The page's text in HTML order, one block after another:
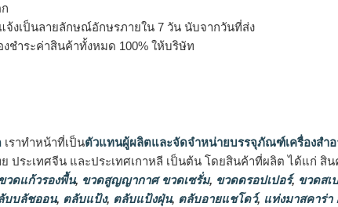
เป็นลายลักษณ์อักษรภายใน 7 วัน นับจากวันที่ส่ง
ชำระค่าสินค้าทั้งหมด 100% ให้บริษัท
เราทำหน้าที่เป็นตัวแทนผู้ผลิตและจัดจำหน่ายบรรจุภัณฑ์เครื่องสำ
ประเทศจีน และประเทศเกาหลี เป็นต้น โดยสินค้าที่ผลิต ได้แก่ สิน
วดแก้วรองพื้น, ขวดสูญญากาศ ขวดเซรั่ม, ขวดดรอปเปอร์, ขวดสเ
บบลัชออน, ตลับแป้ง, ตลับแป้งฝุ่น, ตลับอายแชโดว์, แท่งมาสคาร่า